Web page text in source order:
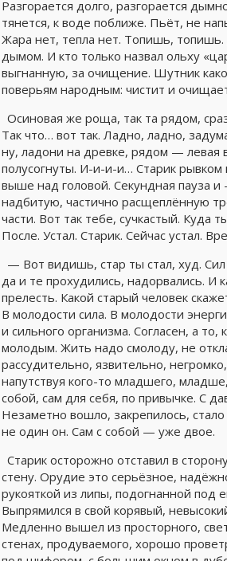
Разгорается долго, разгорается
тянется, к воде поближе. Пьёт, не
Жара нет, тепла нет. Топишь,
дымом. И кто только назвал ольху
выгнанную, за очищение. Шутник
поверьям народным: чистит и
Осиновая же роща, так та рядом,
Так что… вот так. Ладно, ладно,
ну, ладони на древке, рядом — левая
полусогнуты. И-и-и-и… Старик
выше над головой. Секундная пауза
надбитую, частично расщеплённую
части. Вот так тебе, сучкастый. Куда
После. Устал. Старик. Сейчас устал.
— Вот видишь, стар ты стал, худ.
да и те прохудились, надорвались. И
прелесть. Какой старый человек
В молодости сила. В молодости
и сильного организма. Согласен, а
молодым. Жить надо смолоду, не
рассудительно, язвительно,
напутствуя кого-то младшего,
собой, сам для себя, по привычке. С
Незаметно вошло, закрепилось,
не один он. Сам с собой — уже двое.
Старик осторожно отставил в
стену. Орудие это серьёзное,
рукояткой из липы, подогнанной под
Выпрямился в свой корявый,
Медленно вышел из просторного,
стенах, продуваемого, хорошо